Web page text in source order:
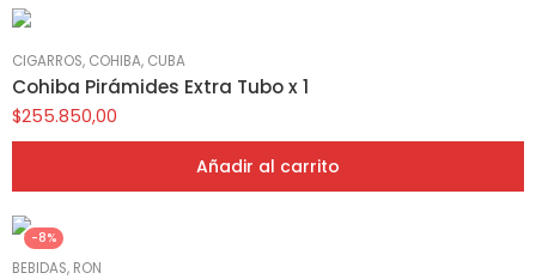
CIGARROS, COHIBA, CUBA
Cohiba Pirámides Extra Tubo x 1
$255.850,00
Añadir al carrito
-8%
BEBIDAS, RON